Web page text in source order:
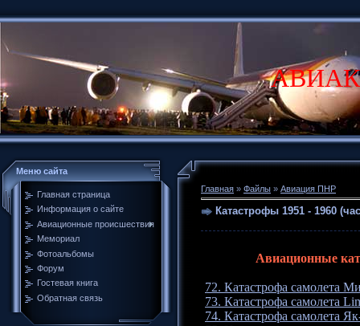
Меню сайта
Главная страница
Информация о сайте
Авиационные происшествия
Мемориал
Фотоальбомы
Форум
Гостевая книга
Обратная связь
Главная » Файлы » Авиация ПНР
Катастрофы 1951 - 1960
Авиационные
72. Катастрофа самолета
73. Катастрофа самолета
74. Катастрофа самолета